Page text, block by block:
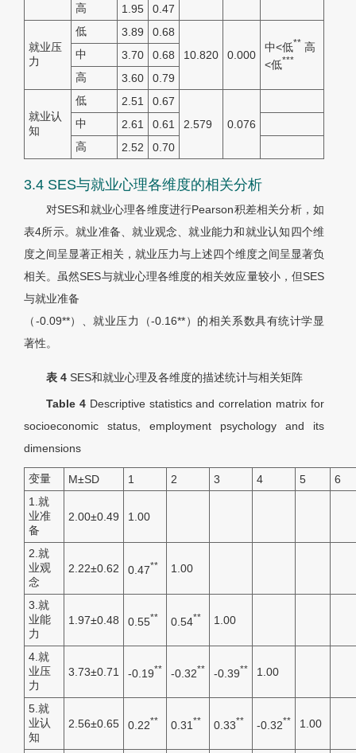
高
1.95 0.47
就业压
力
低 3.89
0.68
10.820
0.000
中<低** 高
<低***
中 3.70
0.68
高
3.60 0.79
就业认
知
低 2.51
0.67
2.579
0.076
中 2.61
0.61
高
2.52 0.70
3.4 SES与就业心理各维度的相关分析
对SES和就业心理各维度进行Pearson积差相关分析，如
表4所示。就业准备、就业观念、就业能力和就业认知四个维
度之间呈显著正相关，就业压力与上述四个维度之间呈显著负
相关。虽然SES与就业心理各维度的相关效应量较小，但SES
与就业准备
（-0.09**）、就业压力（-0.16**）的相关系数具有统计学显
著性。
表 4 SES和就业心理及各维度的描述统计与相关矩阵
Table 4 Descriptive statistics and correlation matrix for
socioeconomic status, employment psychology and its
dimensions
变量 M±SD 1 2 3 4 5
6
1.就
业准
备
2.00±0.49 1.00
2.就
业观
念
2.22±0.62 0.47** 1.00
3.就
业能
力
1.97±0.48 0.55** 0.54** 1.00
4.就
业压
力
3.73±0.71 -0.19** -0.32** -0.39** 1.00
5.就
业认
知
2.56±0.65 0.22** 0.31 ** 0.33** -0.32** 1.00